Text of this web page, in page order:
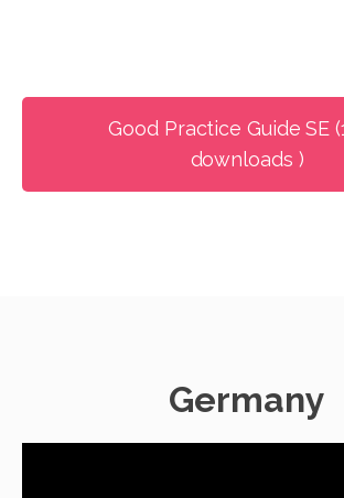
Good Practice Guide SE
downloads )
Germany